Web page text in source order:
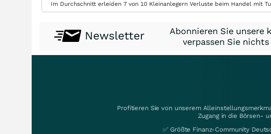
Im Durchschnitt erleiden 7 von 10 Kleinanlegern Verluste beim Handel mit
Newsletter
Abonnieren Sie unsere
verpassen Sie
Profitieren Sie von unserem
Zugang in die Börsen-
✅ Größte Finanz-Community